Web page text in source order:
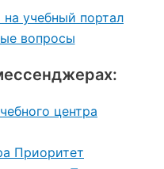
на учебный портал
вопросы